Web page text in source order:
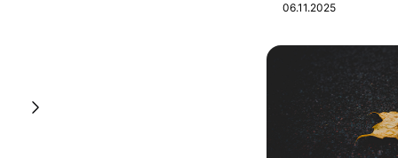
06.11.2025